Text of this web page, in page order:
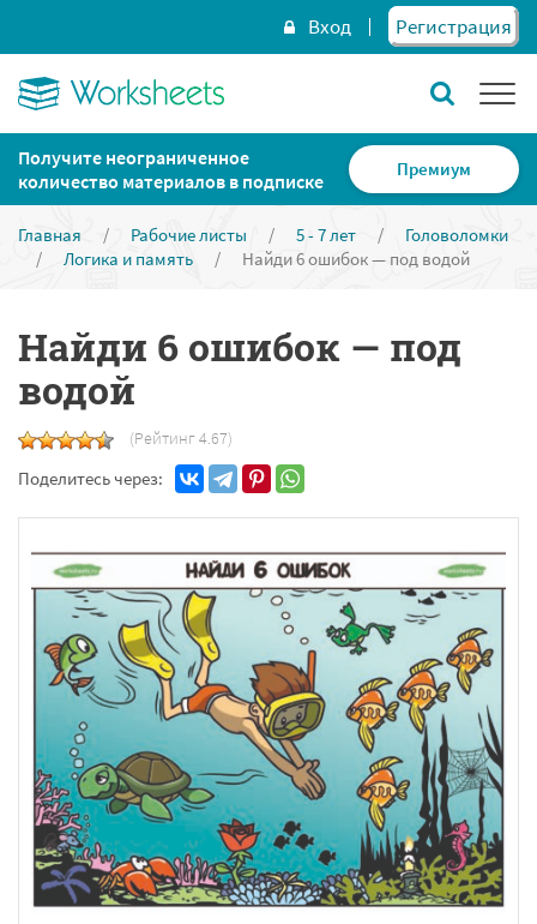
Вход Регистрация
Получите неограниченное
количество материалов в подписке
Премиум
Главная / Рабочие листы / 5 - 7 лет /
Головоломки
/
Логика и память / Найди 6 ошибок — под водой
Найди 6 ошибок — под
водой
(Рейтинг 4.67)
Поделитесь через: